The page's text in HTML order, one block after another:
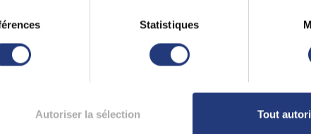
:
géographique qui peuvent être précises à plusieurs
pour en relever les caractéristiques spécifiques
Statistiques
Autoriser la sélection Tout
de conduire à Boulogne-
ou aux stupéfiants, il est obligatoire
pour la récupération du permis. La
aurez réussi ces tests, vous devrez prendre
les délais et les exigences spécifiques du